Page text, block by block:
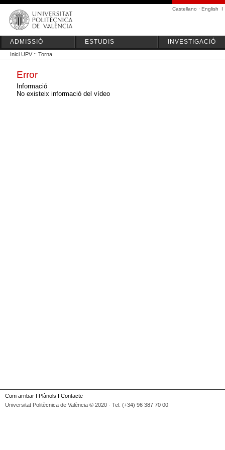
Castellano · English I
ADMISSIÓ ESTUDIS INVESTIGACIÓ
Inici UPV :: Torna
Error
Informació
No existeix informació del vídeo
Com arribar I Plànols I Contacte
Universitat Politècnica de València © 2020 · Tel. (+34) 96 387 70 00